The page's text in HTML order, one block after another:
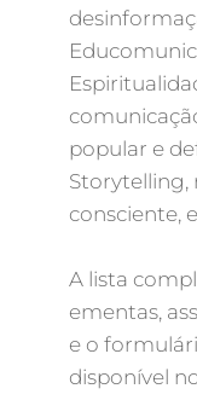
popular e
Storytelling,
consciente,
A lista
ementas,
e o
disponível